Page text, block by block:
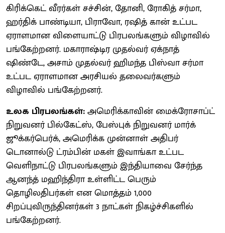
கிரிக்கெட் வீரர்கள் சச்சின், தோனி, ரோகித் சர்மா,
ஹர்திக் பாண்டியா, பிராவோ, ரஷித் கான் உட்பட
ஏராளமான விளையாட்டு பிரபலங்களும் விழாவில்
பங்கேற்றனர். மகாராஷ்டிர முதல்வர் ஏக்நாத்
ஷிண்டே, அசாம் முதல்வர் ஹிமந்த பிஸ்வா சர்மா
உட்பட ஏராளமான அரசியல் தலைவர்களும்
விழாவில் பங்கேற்றனர்.
உலக பிரபலங்கள்:அமெரிக்காவின் மைக்ரோசாப்ட்
நிறுவனர் பில்கேட்ஸ், பேஸ்புக் நிறுவனர் மார்க்
ஜூக்கர்பெர்க், அமெரிக்க முன்னாள் அதிபர்
டொனால்டு ட்ரம்பின் மகள் இவாங்கா உட்பட
வெளிநாட்டு பிரபலங்களும் இந்தியாவை சேர்ந்த
ஆனந்த் மஹிந்திரா உள்ளிட்ட பெரும்
தொழிலதிபர்கள் என மொத்தம் 1,000
சிறப்புவிருந்தினர்கள் 3 நாட்கள் நிகழ்ச்சிகளில்
பங்கேற்றனர்.